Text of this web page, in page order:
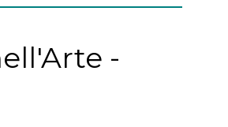
-